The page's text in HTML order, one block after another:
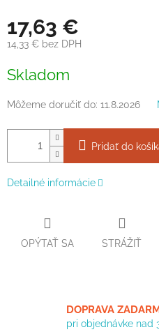
17,63 €
14,33 € bez DPH
cena:
Skladom
Môžeme doručiť do: 11.8.2026
Pridať do
Detailné informácie
OPÝTAŤ SA STRÁŽIŤ
DOPRAVA
pri objednávke nad